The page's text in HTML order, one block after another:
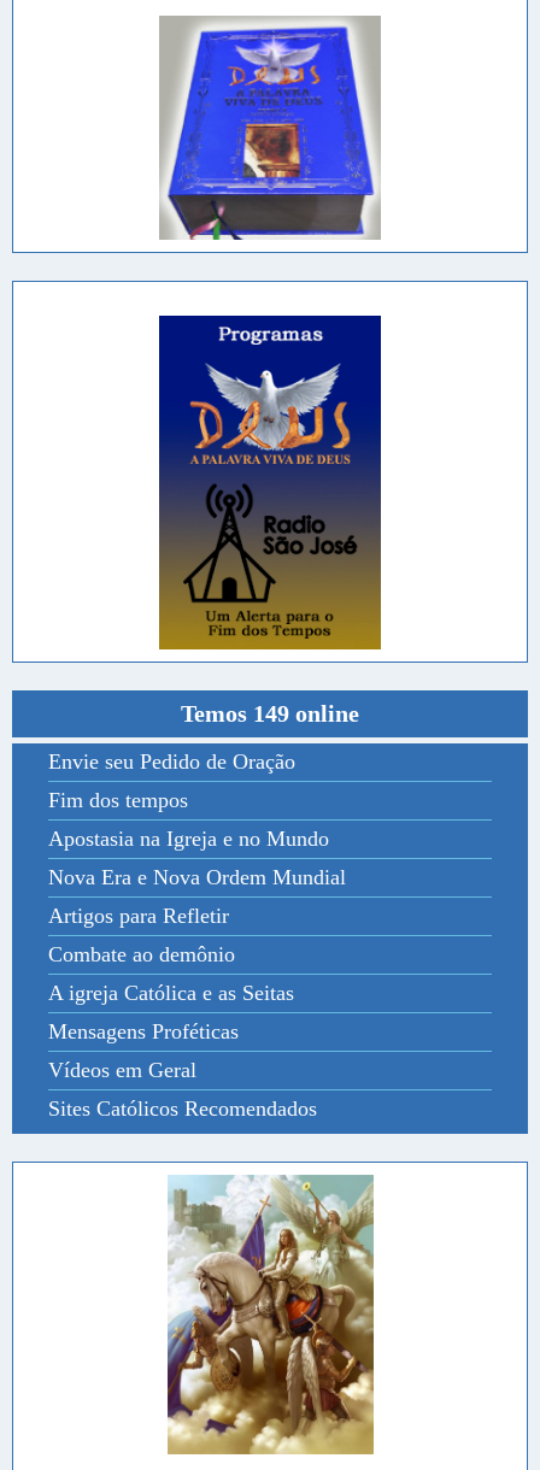
Temos 149 online
Envie seu Pedido de Oração
Fim dos tempos
Apostasia na Igreja e no Mundo
Nova Era e Nova Ordem Mundial
Artigos para Refletir
Combate ao demônio
A igreja Católica e as Seitas
Mensagens Proféticas
Vídeos em Geral
Sites Católicos Recomendados